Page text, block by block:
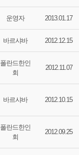
운영자 2013.01.17
바르샤바 2012.12.15
폴란드한인
회
2012.11.07
바르샤바 2012.10.15
폴란드한인
회
2012.09.25